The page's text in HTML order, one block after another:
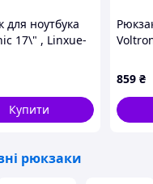
для ноутбука
17\" , Linxue-
Купити
859 ₴
рюкзаки